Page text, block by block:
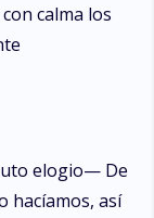
calma los
elogio— De
hacíamos, así